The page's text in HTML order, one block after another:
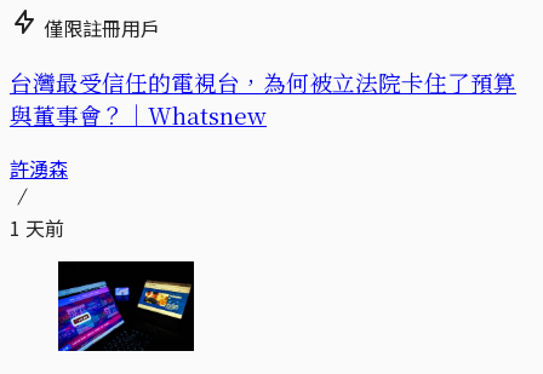
僅限註冊用戶
台灣最受信任的電視台，為何被立法院卡住了預算
與董事會？｜Whatsnew
許湧森
1 天前